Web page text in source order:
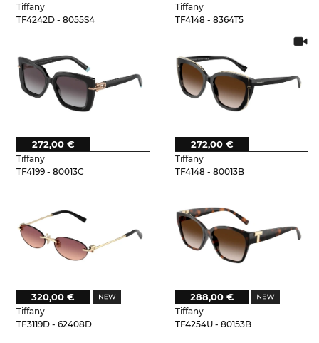
Tiffany
TF4242D - 8055S4
Tiffany
TF4148 - 8364T5
Tiffany
TF4199 - 80013C
272,00 €
Tiffany
TF4148 - 80013B
272,00 €
Tiffany
TF3119D - 62408D
320,00 €
Tiffany
TF4254U - 80153B
288,00 €